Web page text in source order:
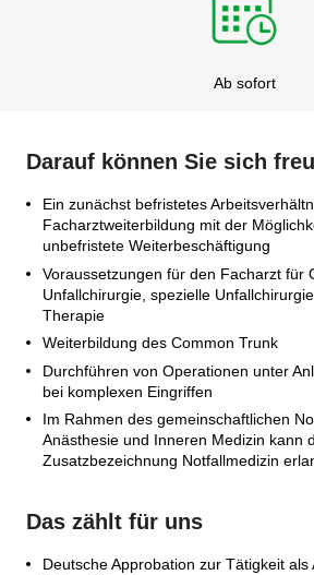
Ab sofort
Darauf können Sie sich
Ein zunächst befristetes
Facharztweiterbildung mit der
unbefristete Weiterbeschäftigung
Voraussetzungen für den Facharzt für
Unfallchirurgie, spezielle
Therapie
Weiterbildung des Common Trunk
Durchführen von Operationen unter
bei komplexen Eingriffen
Im Rahmen des gemeinschaftlichen
Anästhesie und Inneren Medizin kann
Zusatzbezeichnung Notfallmedizin
Das zählt für uns
Deutsche Approbation zur Tätigkeit als